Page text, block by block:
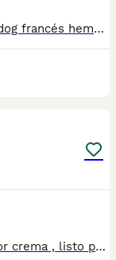
📲Laura 677983742 - 613283995 🤍*Bulldog francés hembra merle fawn*🤍 ¿Buscas un nuevo compañero para tu hogar? ❤️ Tenemos preciosos cachorros listos para encontrar una familia responsable. ✅ Vacunados ✅ Desparasitados ✅ Cartilla sanitaria ✅ Garantías incluidas ✅ Máxima atención y cuidado Se hacen envíos a toda España: Andalucía: Almería, Cádiz, Córdoba, Granada, Huelva, Jaén, Málaga, Sevilla.Aragón: Huesca, Teruel, Zaragoza.Asturias: Oviedo.Baleares: Palma.Canarias: Las Palmas de Gran Canaria, Santa Cruz de Tenerife.Cantabria: Santander.Castilla-La Mancha: Albacete, Ciudad Real, Cuenca, Guadalajara, Toledo.Castilla y León: Ávila, Burgos, León, Palencia, Salamanca, Segovia, Soria, Valladolid, Zamora.Cataluña: Barcelona, Gerona (Girona), Lérida (Lleida), Tarragona.Comunidad Valenciana: Alicante, Castellón de la Plana, Valencia.Extremadura: Badajoz, Cáceres.Galicia: La Coruña (A Coruña), Lugo, Orense (Ourense), Pontevedra.La Rioja: Logroño.Madrid: Madrid.Murcia: Murcia.Navarra: Pamplona.País Vasco: Bilbao (Vizcaya), San Sebastián (Guipúzcoa), Vitoria (Álava). 🐾 Cachorros sanos, sociables y criados con mucho cariño. 📲 ¡Pregunta sin compromiso por disponibilidad, fotos y precios por mensaje privado!
Machito de bulldog francés big rope color crema , listo para entregar con todas sus vacunas. Caracter de 10 criado con mucho amor por lo que hacemos